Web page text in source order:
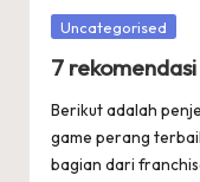
d
ti
p
s
Posted
Uncategorised
7
Berikut adalah
game perang
bagian dari